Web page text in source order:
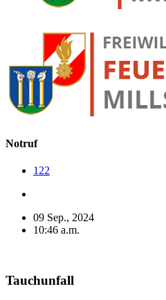
Notruf
122
09 Sep., 2024
10:46 a.m.
Tauchunfall